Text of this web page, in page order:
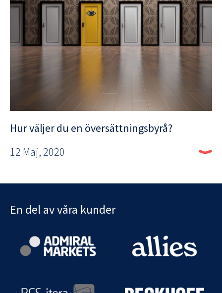
Hur väljer du en översättningsbyrå?
12 Maj, 2020
En del av våra kunder